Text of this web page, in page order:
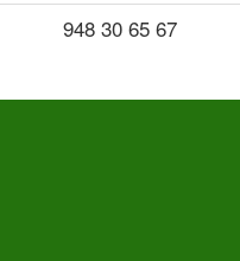
948 30 65 67